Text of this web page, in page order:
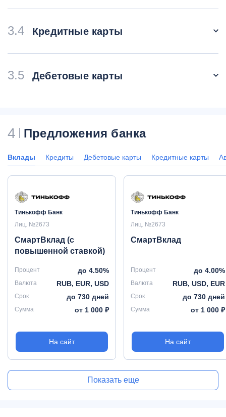
3.4 Кредитные карты
3.5 Дебетовые карты
4 Предложения банка
Вклады Кредиты Дебетовые карты Кредитные карты
Тинькофф Банк
Лиц. №2673
СмартВклад (с
повышенной ставкой)
Процент до 4.50%
Валюта RUB, EUR, USD
Срок до 730 дней
Сумма от 1 000 ₽
На сайт
Тинькофф Банк
Лиц. №2673
СмартВклад
Процент до 4.00%
Валюта RUB, USD, EUR
Срок до 730 дней
Сумма от 1 000 ₽
На сайт
Показать еще